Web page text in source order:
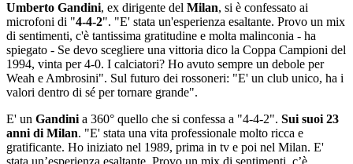
Umberto Gandini, ex dirigente del Milan, si è confessato ai
microfoni di "4-4-2". "E' stata un'esperienza esaltante. Provo un mix
di sentimenti, c'è tantissima gratitudine e molta malinconia - ha
spiegato - Se devo scegliere una vittoria dico la Coppa Campioni del
1994, vinta per 4-0. I calciatori? Ho avuto sempre un debole per
Weah e Ambrosini". Sul futuro dei rossoneri: "E' un club unico, ha i
valori dentro di sé per tornare grande".
E' un Gandini a 360° quello che si confessa a "4-4-2". Sui suoi 23
anni di Milan. "E' stata una vita professionale molto ricca e
gratificante. Ho iniziato nel 1989, prima in tv e poi nel Milan. E'
stata un’esperienza esaltante. Provo un mix di sentimenti, c’è